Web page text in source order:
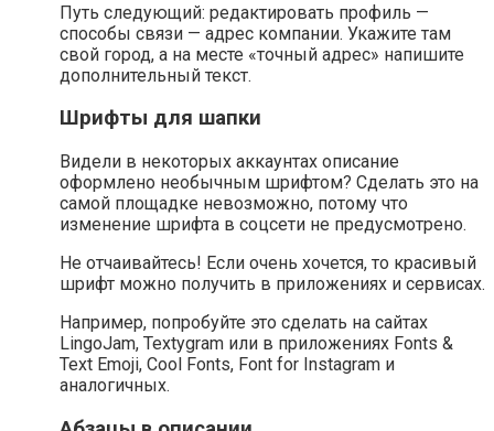
Путь следующий: редактировать профиль —
способы связи — адрес компании. Укажите там
свой город, а на месте «точный адрес» напишите
дополнительный текст.
Шрифты для шапки
Видели в некоторых аккаунтах описание
оформлено необычным шрифтом? Сделать это на
самой площадке невозможно, потому что
изменение шрифта в соцсети не предусмотрено.
Не отчаивайтесь! Если очень хочется, то красивый
шрифт можно получить в приложениях и сервисах.
Например, попробуйте это сделать на сайтах
LingoJam, Textygram или в приложениях Fonts &
Text Emoji, Cool Fonts, Font for Instagram и
аналогичных.